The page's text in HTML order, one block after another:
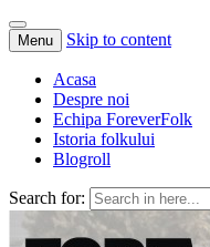
Menu Skip to content
Acasa
Despre noi
Echipa ForeverFolk
Istoria folkului
Blogroll
Search for:
ForeverFolk
Muzica sufletului tau